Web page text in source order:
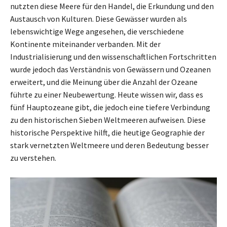
nutzten diese Meere für den Handel, die Erkundung und den
Austausch von Kulturen. Diese Gewässer wurden als
lebenswichtige Wege angesehen, die verschiedene
Kontinente miteinander verbanden. Mit der
Industrialisierung und den wissenschaftlichen Fortschritten
wurde jedoch das Verständnis von Gewässern und Ozeanen
erweitert, und die Meinung über die Anzahl der Ozeane
führte zu einer Neubewertung. Heute wissen wir, dass es
fünf Hauptozeane gibt, die jedoch eine tiefere Verbindung
zu den historischen Sieben Weltmeeren aufweisen. Diese
historische Perspektive hilft, die heutige Geographie der
stark vernetzten Weltmeere und deren Bedeutung besser
zu verstehen.